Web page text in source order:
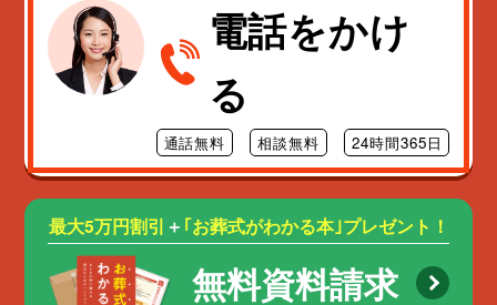
電話をかけ
る
通話無料 相談無料 24時間365日
最大5万円割引 ＋ ｢お葬式がわかる本｣プレゼント！
無料資料請求